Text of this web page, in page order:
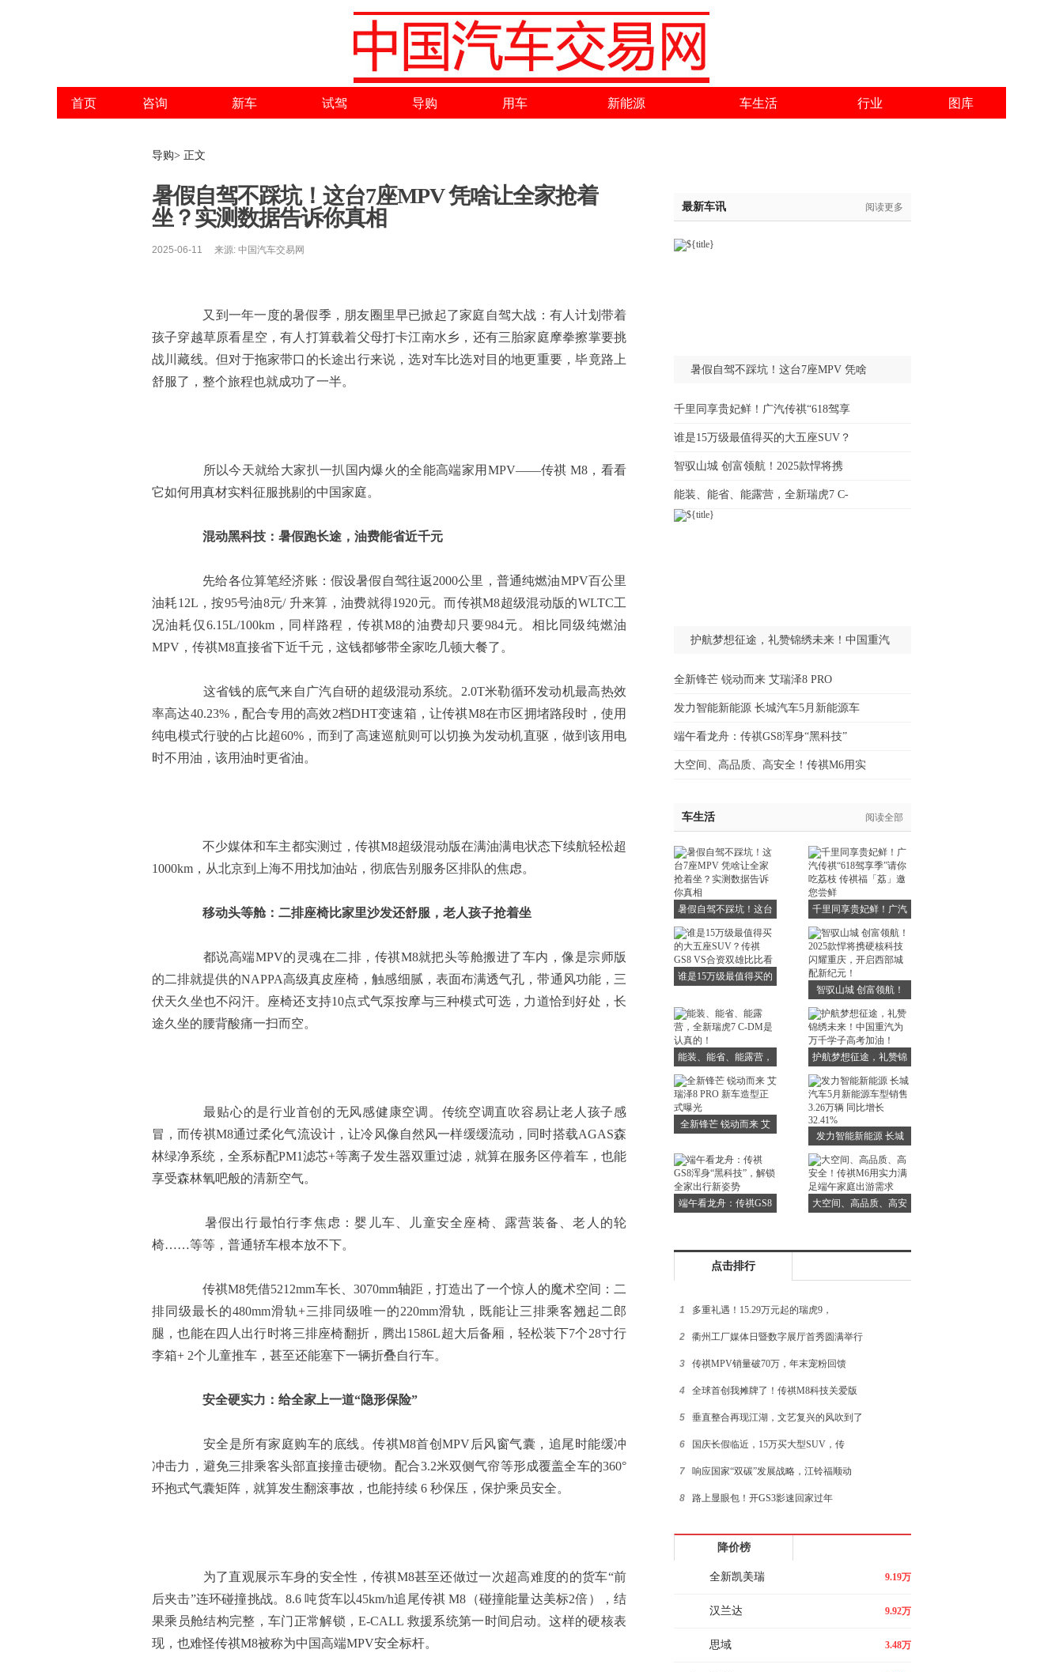
首页 咨询 新车 试驾 导购 用车 新能源 车生活 行业 图库
导购> 正文
暑假自驾不踩坑！这台7座MPV 凭啥让全家抢着
坐？实测数据告诉你真相
2025-06-11 来源: 中国汽车交易网
又到一年一度的暑假季，朋友圈里早已掀起了家庭自驾大战：有人计划带着
孩子穿越草原看星空，有人打算载着父母打卡江南水乡，还有三胎家庭摩拳擦掌要挑
战川藏线。但对于拖家带口的长途出行来说，选对车比选对目的地更重要，毕竟路上
舒服了，整个旅程也就成功了一半。
所以今天就给大家扒一扒国内爆火的全能高端家用MPV——传祺 M8，看看
它如何用真材实料征服挑剔的中国家庭。
混动黑科技：暑假跑长途，油费能省近千元
先给各位算笔经济账：假设暑假自驾往返2000公里，普通纯燃油MPV百公里
油耗12L，按95号油8元/ 升来算，油费就得1920元。而传祺M8超级混动版的WLTC工
况油耗仅6.15L/100km，同样路程，传祺M8的油费却只要984元。相比同级纯燃油
MPV，传祺M8直接省下近千元，这钱都够带全家吃几顿大餐了。
这省钱的底气来自广汽自研的超级混动系统。2.0T米勒循环发动机最高热效
率高达40.23%，配合专用的高效2档DHT变速箱，让传祺M8在市区拥堵路段时，使用
纯电模式行驶的占比超60%，而到了高速巡航则可以切换为发动机直驱，做到该用电
时不用油，该用油时更省油。
不少媒体和车主都实测过，传祺M8超级混动版在满油满电状态下续航轻松超
1000km，从北京到上海不用找加油站，彻底告别服务区排队的焦虑。
移动头等舱：二排座椅比家里沙发还舒服，老人孩子抢着坐
都说高端MPV的灵魂在二排，传祺M8就把头等舱搬进了车内，像是宗师版
的二排就提供的NAPPA高级真皮座椅，触感细腻，表面布满透气孔，带通风功能，三
伏天久坐也不闷汗。座椅还支持10点式气泵按摩与三种模式可选，力道恰到好处，长
途久坐的腰背酸痛一扫而空。
最贴心的是行业首创的无风感健康空调。传统空调直吹容易让老人孩子感
冒，而传祺M8通过柔化气流设计，让冷风像自然风一样缓缓流动，同时搭载AGAS森
林绿净系统，全系标配PM1滤芯+等离子发生器双重过滤，就算在服务区停着车，也能
享受森林氧吧般的清新空气。
暑假出行最怕行李焦虑：婴儿车、儿童安全座椅、露营装备、老人的轮
椅……等等，普通轿车根本放不下。
传祺M8凭借5212mm车长、3070mm轴距，打造出了一个惊人的魔术空间：二
排同级最长的480mm滑轨+三排同级唯一的220mm滑轨，既能让三排乘客翘起二郎
腿，也能在四人出行时将三排座椅翻折，腾出1586L超大后备厢，轻松装下7个28寸行
李箱+ 2个儿童推车，甚至还能塞下一辆折叠自行车。
安全硬实力：给全家上一道“隐形保险”
安全是所有家庭购车的底线。传祺M8首创MPV后风窗气囊，追尾时能缓冲
冲击力，避免三排乘客头部直接撞击硬物。配合3.2米双侧气帘等形成覆盖全车的360°
环抱式气囊矩阵，就算发生翻滚事故，也能持续 6 秒保压，保护乘员安全。
为了直观展示车身的安全性，传祺M8甚至还做过一次超高难度的的货车“前
后夹击”连环碰撞挑战。8.6 吨货车以45km/h追尾传祺 M8（碰撞能量达美标2倍），结
果乘员舱结构完整，车门正常解锁，E-CALL 救援系统第一时间启动。这样的硬核表
现，也难怪传祺M8被称为中国高端MPV安全标杆。
最新车讯 阅读更多
暑假自驾不踩坑！这台7座MPV 凭啥
千里同享贵妃鲜！广汽传祺“618驾享
谁是15万级最值得买的大五座SUV？
智驭山城 创富领航！2025款悍将携
能装、能省、能露营，全新瑞虎7 C-
护航梦想征途，礼赞锦绣未来！中国重汽
全新锋芒 锐动而来 艾瑞泽8 PRO
发力智能新能源 长城汽车5月新能源车
端午看龙舟：传祺GS8浑身“黑科技”
大空间、高品质、高安全！传祺M6用实
车生活 阅读全部
暑假自驾不踩坑！这台
7座MPV 凭啥让全家抢
着坐？实测数据告诉你
真相
千里同享贵妃鲜！广汽
传祺“618驾享季”请你
吃荔枝 传祺福「荔」
邀您尝鲜
谁是15万级最值得买的
VS合资双雄比比看
智驭山城 创富领航！
2025款悍将携硬核科技
闪耀重庆，开启西部城
配新纪元！
能装、能省、能露营，
全新瑞虎7 C-DM是认
真的！
护航梦想征途，礼赞锦
绣未来！中国重汽为万
千学子高考加油！
全新锋芒 锐动而来 艾
式曝光
发力智能新能源 长城
汽车5月新能源车型销
售3.26万辆 同比增长
32.41%
端午看龙舟：传祺GS8
大空间、高品质、高安
点击排行
1 多重礼遇！15.29万元起的瑞虎9，
2 衢州工厂媒体日暨数字展厅首秀圆满举行
3 传祺MPV销量破70万，年末宠粉回馈
4 全球首创我摊牌了！传祺M8科技关爱版
5 垂直整合再现江湖，文艺复兴的风吹到了
6 国庆长假临近，15万买大型SUV，传
7 响应国家“双碳”发展战略，江铃福顺动
8 路上显眼包！开GS3影速回家过年
对比海鸥！全面检验瑞虎3x卓越版含金
降价榜
全新凯美瑞 9.19万
汉兰达 9.92万
思域 3.48万